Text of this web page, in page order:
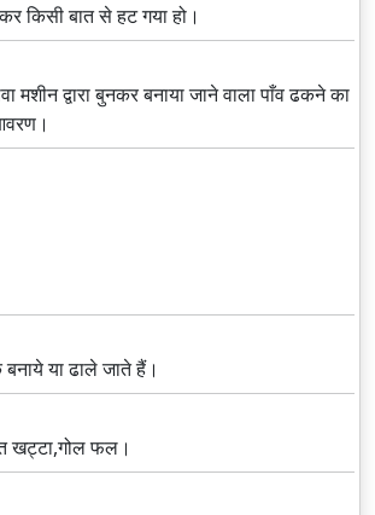
किसी बात से हट गया हो।
मशीन द्वारा बुनकर बनाया जाने वाला पाँव ढकने का
या ढाले जाते हैं।
खट्टा,गोल फल।